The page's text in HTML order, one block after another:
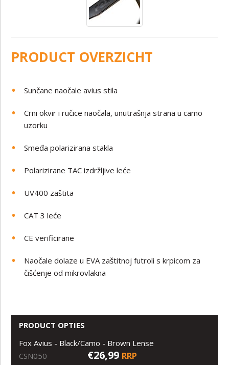
PRODUCT OVERZICHT
Sunčane naočale avius stila
Crni okvir i ručice naočala, unutrašnja strana u camo
uzorku
Smeđa polarizirana stakla
Polarizirane TAC izdržljive leće
UV400 zaštita
CAT 3 leće
CE verificirane
Naočale dolaze u EVA zaštitnoj futroli s krpicom za
čišćenje od mikrovlakna
PRODUCT OPTIES
Fox Avius - Black/Camo - Brown Lense
CSN050
€26,99 RRP